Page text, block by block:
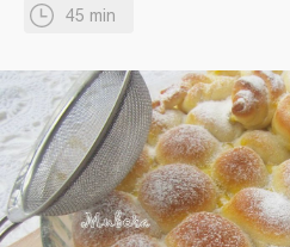
45 min